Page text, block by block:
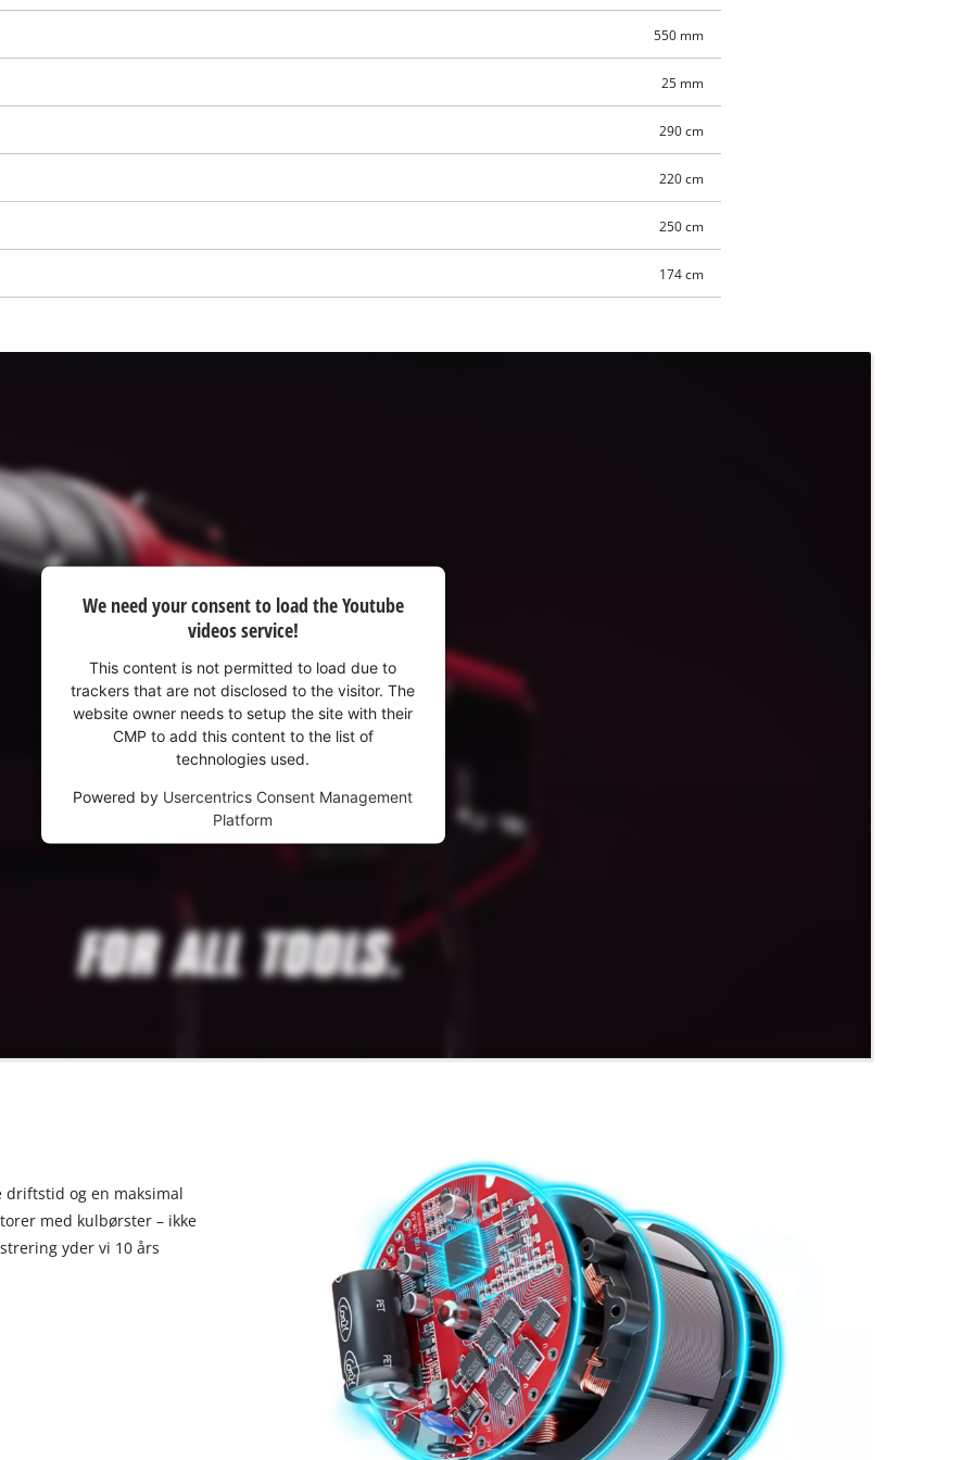
visitor. The website owner needs to setup
to the list of technologies used.
550 mm
25 mm
290 cm
220 cm
250 cm
174 cm
We need your consent to load the Youtube
videos service!
This content is not permitted to load due to
trackers that are not disclosed to the visitor. The
website owner needs to setup the site with their
CMP to add this content to the list of
technologies used.
Powered by Usercentrics Consent Management
Platform
og en maksimal
med kulbørster – ikke
yder vi 10 års